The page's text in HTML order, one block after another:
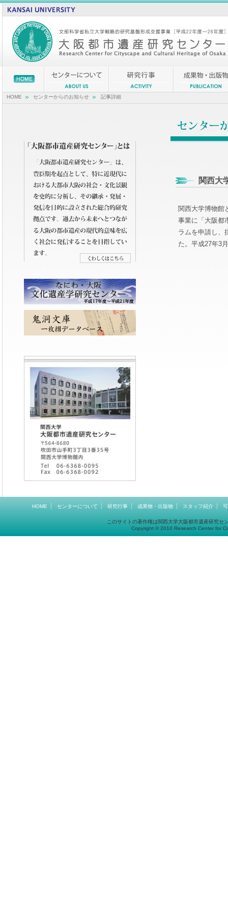
HOME センターからのお知らせ 記事詳細
関西大
関西大学博物館
事業に「大阪都
ラムを申請し、
た。平成27年3
HOME センターについて 研究行事 成果物・出版物 スタッフ紹介
このサイトの著作権は関西大学大阪都市遺産研究
Copyright © 2010 Research Center for